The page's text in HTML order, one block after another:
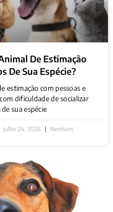
De Estimação
De Sua Espécie?
estimação com pessoas e
dificuldade de socializar
sua espécie
julho 24, 2026
Nenhum